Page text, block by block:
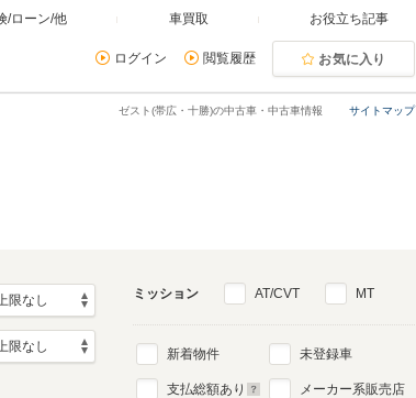
/ローン/他 車買取 お役立ち記事
ログイン 閲覧履歴 お気に入り
サイトマップ
ゼスト(帯広・十勝)の中古車・中古車情報
ミッション AT/CVT MT
新着物件
支払総額あり
未登録車
メーカー系販売店